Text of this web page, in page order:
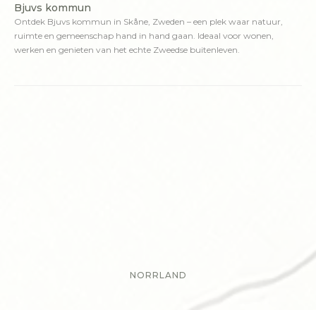
Bjuvs kommun
Ontdek Bjuvs kommun in Skåne, Zweden – een plek waar natuur,
ruimte en gemeenschap hand in hand gaan. Ideaal voor wonen,
werken en genieten van het echte Zweedse buitenleven.
NORRLAND